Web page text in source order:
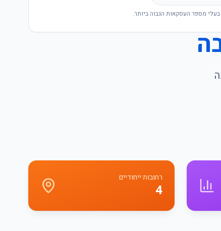
מספר העסקאות הגבוה ביותר.
רחובות ייחודיים
4